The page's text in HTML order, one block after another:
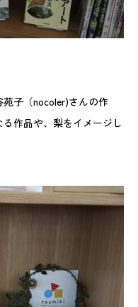
子（nocoler)さんの作
作品や、梨をイメージし